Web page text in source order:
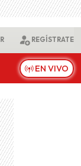
REGÍSTRATE
EN VIVO